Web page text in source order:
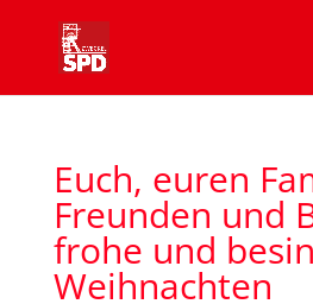
Euch, euren
Freunden und
frohe und
Weihnachten